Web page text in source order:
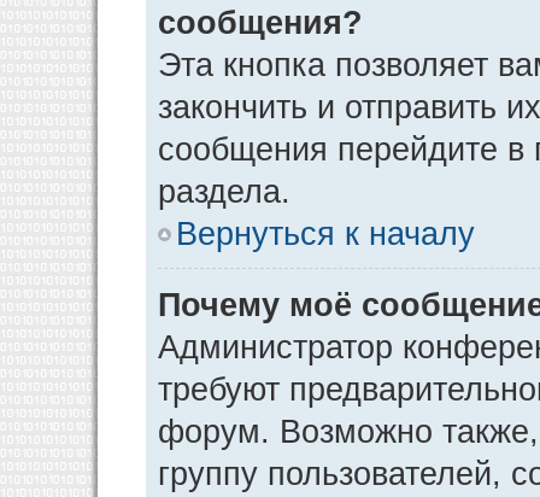
сообщения?
Эта кнопка позволяет
закончить и отправить
сообщения перейдите в
раздела.
Вернуться к началу
Почему моё
Администратор
требуют
форум. Возможно
группу пользователей,